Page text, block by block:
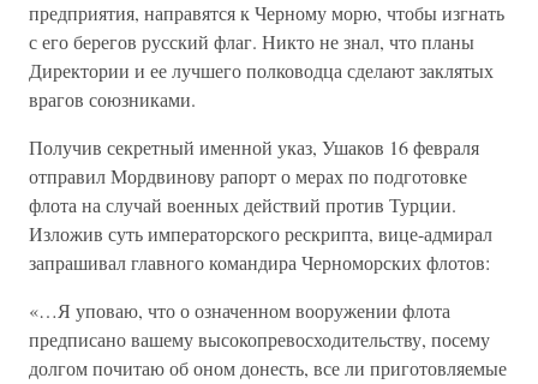
предприятия, направятся к Черному морю, чтобы изгнать
с его берегов русский флаг. Никто не знал, что планы
Директории и ее лучшего полководца сделают заклятых
врагов союзниками.
Получив секретный именной указ, Ушаков 16 февраля
отправил Мордвинову рапорт о мерах по подготовке
флота на случай военных действий против Турции.
Изложив суть императорского рескрипта, вице-адмирал
запрашивал главного командира Черноморских флотов:
«…Я уповаю, что о означенном вооружении флота
предписано вашему высокопревосходительству, посему
долгом почитаю об оном донесть, все ли приготовляемые